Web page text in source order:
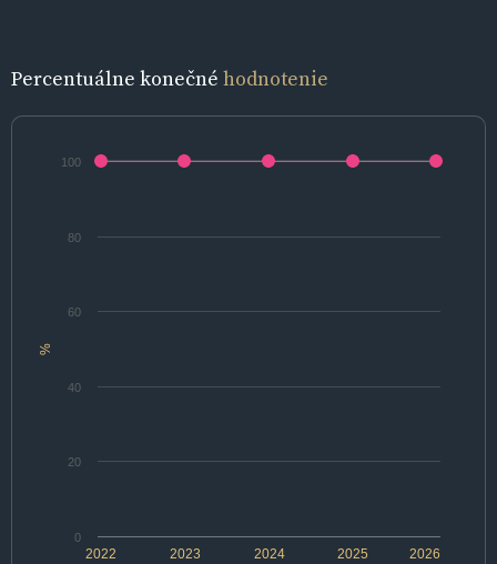
Percentuálne konečné hodnotenie
%
2022 2024 2026
2023 2025
0
20
40
60
80
100